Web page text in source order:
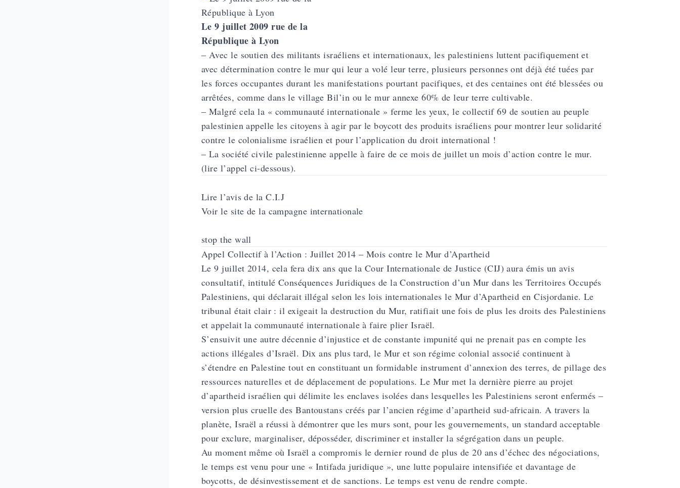
Le 9 juillet 2009 rue de la
République à Lyon
– Avec le soutien des militants israéliens et internationaux, les palestiniens luttent pacifiquement et
avec détermination contre le mur qui leur a volé leur terre, plusieurs personnes ont déjà été tuées par
les forces occupantes durant les manifestations pourtant pacifiques, et des centaines ont été blessées ou
arrêtées, comme dans le village Bil’in ou le mur annexe 60% de leur terre cultivable.
– Malgré cela la « communauté internationale » ferme les yeux, le collectif 69 de soutien au peuple
palestinien appelle les citoyens à agir par le boycott des produits israéliens pour montrer leur solidarité
contre le colonialisme israélien et pour l’application du droit international !
– La société civile palestinienne appelle à faire de ce mois de juillet un mois d’action contre le mur.
(lire l’appel ci-dessous).
Lire l’avis de la C.I.J
Voir le site de la campagne internationale
stop the wall
Appel Collectif à l’Action : Juillet 2014 – Mois contre le Mur d’Apartheid
Le 9 juillet 2014, cela fera dix ans que la Cour Internationale de Justice (CIJ) aura émis un avis
consultatif, intitulé Conséquences Juridiques de la Construction d’un Mur dans les Territoires Occupés
Palestiniens, qui déclarait illégal selon les lois internationales le Mur d’Apartheid en Cisjordanie. Le
tribunal était clair : il exigeait la destruction du Mur, ratifiait une fois de plus les droits des Palestiniens
et appelait la communauté internationale à faire plier Israël.
S’ensuivit une autre décennie d’injustice et de constante impunité qui ne prenait pas en compte les
actions illégales d’Israël. Dix ans plus tard, le Mur et son régime colonial associé continuent à
s’étendre en Palestine tout en constituant un formidable instrument d’annexion des terres, de pillage des
ressources naturelles et de déplacement de populations. Le Mur met la dernière pierre au projet
d’apartheid israélien qui délimite les enclaves isolées dans lesquelles les Palestiniens seront enfermés –
version plus cruelle des Bantoustans créés par l’ancien régime d’apartheid sud-africain. A travers la
planète, Israël a réussi à démontrer que les murs sont, pour les gouvernements, un standard acceptable
pour exclure, marginaliser, déposséder, discriminer et installer la ségrégation dans un peuple.
Au moment même où Israël a compromis le dernier round de plus de 20 ans d’échec des négociations,
le temps est venu pour une « Intifada juridique », une lutte populaire intensifiée et davantage de
boycotts, de désinvestissement et de sanctions. Le temps est venu de rendre compte.